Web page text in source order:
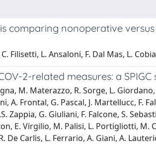
comparing nonoperative
Filisetti, L. Ansaloni, F. Dal Mas, L.
2-related measures: a
M. Materazzo, R. Sorge, L.
Frontal, G. Pascal, J. Martellucc, F.
Zappia, G. Giuliani, F. Falcone, S.
E. Virgilio, M. Palisi, L. Portigliotti,
De Carlis, L. Ferrario, A. Giani, A.